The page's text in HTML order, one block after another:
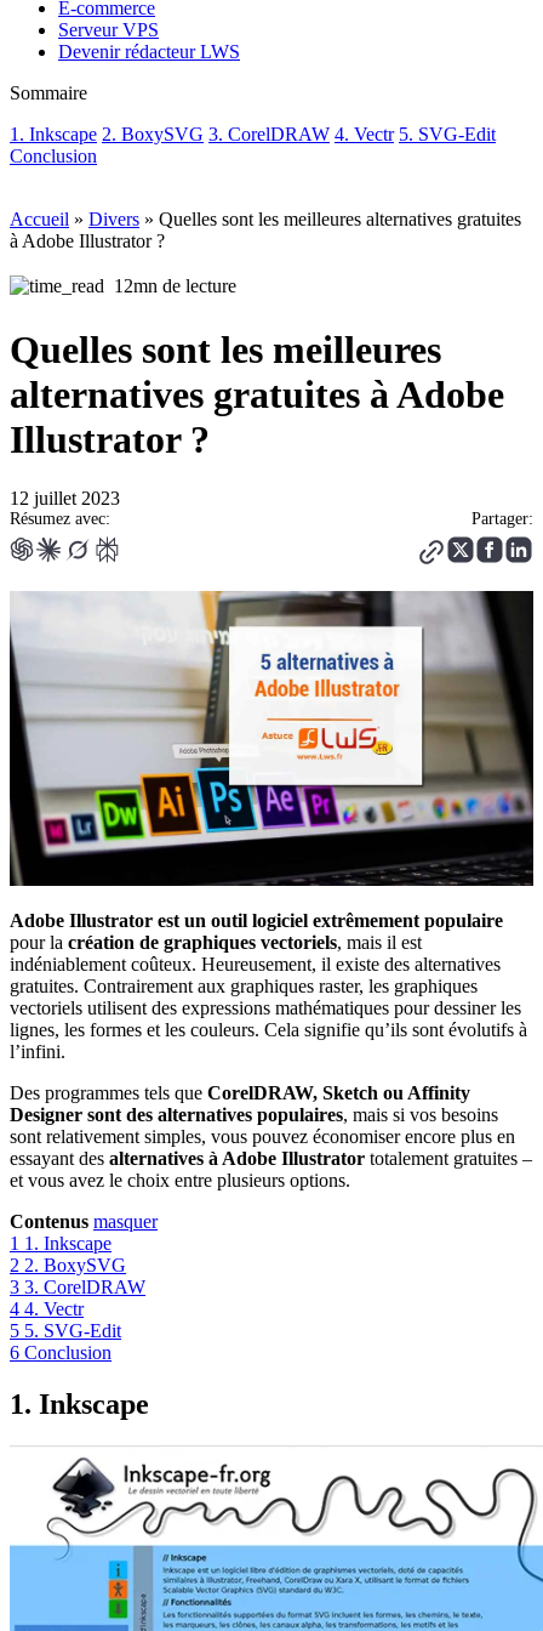
E-commerce
Serveur VPS
Devenir rédacteur LWS
Sommaire
1. Inkscape 2. BoxySVG 3. CorelDRAW 4. Vectr 5. SVG-Edit
Conclusion
Accueil » Divers » Quelles sont les meilleures alternatives gratuites
à Adobe Illustrator ?
12mn de lecture
Quelles sont les meilleures
alternatives gratuites à Adobe
Illustrator ?
12 juillet 2023
Résumez avec: Partager:
Adobe Illustrator est un outil logiciel extrêmement populaire
pour la création de graphiques vectoriels, mais il est
indéniablement coûteux. Heureusement, il existe des alternatives
gratuites. Contrairement aux graphiques raster, les graphiques
vectoriels utilisent des expressions mathématiques pour dessiner les
lignes, les formes et les couleurs. Cela signifie qu’ils sont évolutifs à
l’infini.
Des programmes tels que CorelDRAW, Sketch ou Affinity
Designer sont des alternatives populaires, mais si vos besoins
sont relativement simples, vous pouvez économiser encore plus en
essayant des alternatives à Adobe Illustrator totalement gratuites –
et vous avez le choix entre plusieurs options.
Contenus masquer
1 1. Inkscape
2 2. BoxySVG
3 3. CorelDRAW
4 4. Vectr
5 5. SVG-Edit
6 Conclusion
1. Inkscape